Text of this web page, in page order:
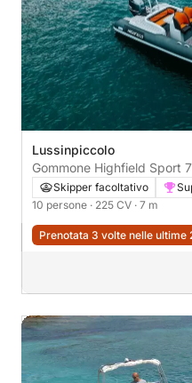
Lussinpiccolo
Skipper facoltativo
10 persone · 225 CV · 7 m
Prenotata 3 volte nelle ultime